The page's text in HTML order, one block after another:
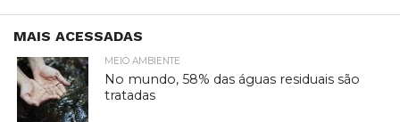
MAIS ACESSADAS
MEIO AMBIENTE
No mundo, 58% das águas residuais são
tratadas